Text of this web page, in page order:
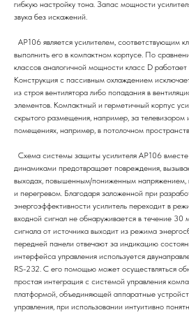
гибкую настройку тона. Запас мощности
звука без искажений.
AP106 является усилителем, соответствующим
выполнить его в компактном корпусе. По
классов аналогичной мощности класс D
Конструкция с пассивным охлаждением
из строя вентилятора либо попадания в
элементов. Компактный и герметичный корпус
скрытого размещения, например, за телевизором
помещениях, например, в потолочном
Схема системы защиты усилителя AP106
динамиками предотвращает повреждения,
выходах, повышенным/пониженным напряжением,
и перегревом. Благодаря заложенной при
энергоэффективности усилитель переходит в
входной сигнал не обнаруживается в течение 30
сигнала от источника выходит из режима
передней панели отвечают за индикацию
интерфейса управления используется
RS-232. С его помощью может осуществляться
простая интеграция с системой управления
платформой, объединяющей аппаратные
управления, при использовании интуитивно